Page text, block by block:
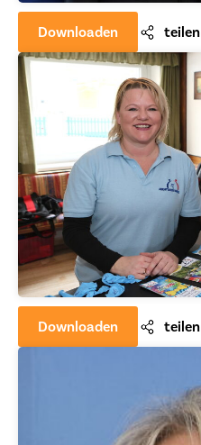
Downloaden teilen
Downloaden teilen